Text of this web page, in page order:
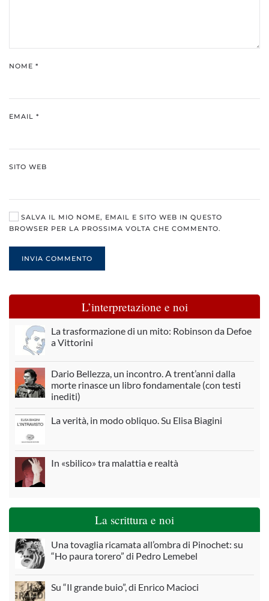
NOME *
EMAIL *
SITO WEB
SALVA IL MIO NOME, EMAIL E SITO WEB IN QUESTO
BROWSER PER LA PROSSIMA VOLTA CHE COMMENTO.
INVIA COMMENTO
L’interpretazione e noi
La trasformazione di un mito: Robinson da Defoe
a Vittorini
Dario Bellezza, un incontro. A trent’anni dalla
morte rinasce un libro fondamentale (con testi
inediti)
La verità, in modo obliquo. Su Elisa Biagini
In «sbilico» tra malattia e realtà
La scrittura e noi
Una tovaglia ricamata all’ombra di Pinochet: su
“Ho paura torero” di Pedro Lemebel
Su “Il grande buio”, di Enrico Macioci